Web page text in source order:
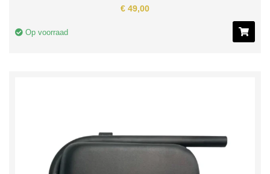
€ 49,00
Op voorraad